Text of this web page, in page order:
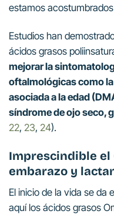
estamos
Estudios han
ácidos grasos
mejorar la
oftalmológicas como
asociada a la edad
síndrome de ojo seco,
22, 23, 24).
Imprescindible el
embarazo y
El inicio de la vida se da
aquí los ácidos grasos